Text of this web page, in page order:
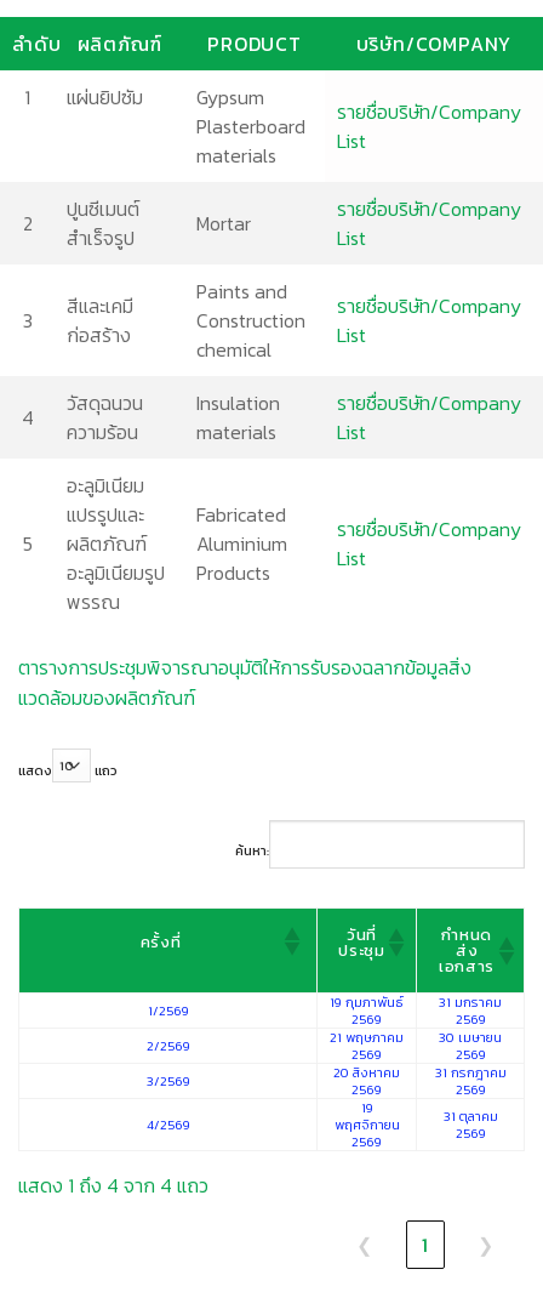
ลำดับ ผลิตภัณฑ์ PRODUCT
บริษัท/COMPANY
1
แผ่นยิปซัม
Gypsum
Plasterboard
materials
รายชื่อบริษัท/Company
List
2
ปูนซีเมนต์
สำเร็จรูป
Mortar
รายชื่อบริษัท/Company
List
3
สีและเคมี
ก่อสร้าง
Paints and
Construction
chemical
รายชื่อบริษัท/Company
List
4
วัสดุฉนวน
ความร้อน
Insulation
materials
รายชื่อบริษัท/Company
List
5
อะลูมิเนียม
แปรรูปและ
ผลิตภัณฑ์
อะลูมิเนียมรูป
พรรณ
Fabricated
Aluminium
Products
รายชื่อบริษัท/Company
List
ตารางการประชุมพิจารณาอนุมัติให้การรับรองฉลากข้อมูลสิ่ง
แวดล้อมของผลิตภัณฑ์
แสดง แถว
ค้นหา:
ครั้งที่ วันที่
ประชุม
กำหนด
ส่ง
เอกสาร
1/2569
19 กุมภาพันธ์
2569
31 มกราคม
2569
2/2569
21 พฤษภาคม
2569
30 เมษายน
2569
3/2569
20 สิงหาคม
2569
31 กรกฎาคม
2569
4/2569
19
พฤศจิกายน
2569
31 ตุลาคม
2569
แสดง 1 ถึง 4 จาก 4 แถว
❮ 1 ❯